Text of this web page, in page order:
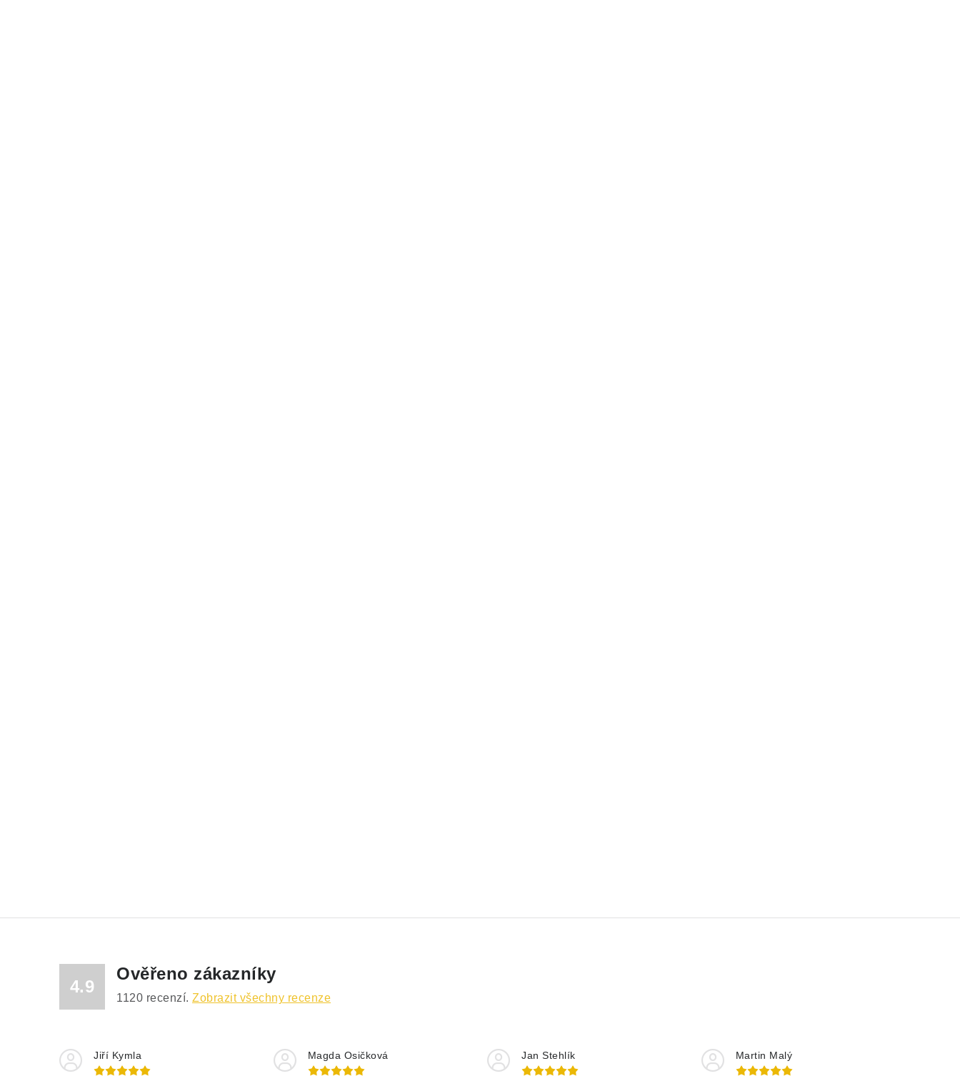
4.9
Ověřeno zákazníky
1120 recenzí. Zobrazit všechny recenze
Jiří Kymla Magda Osičková Jan Stehlík Martin Malý